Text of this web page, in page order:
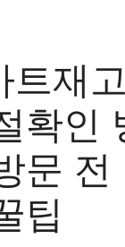
트재
확인
문 전
팁